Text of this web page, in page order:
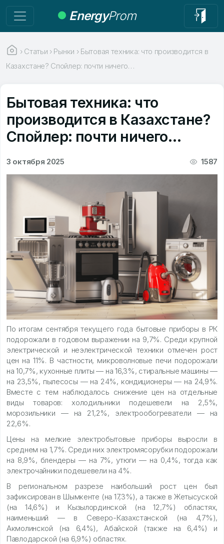
EnergyProm
› Статьи › Рынки › Бытовая техника: что производится в
Казахстане? Спойлер: почти ничего…
Бытовая техника: что
производится в Казахстане?
Спойлер: почти ничего…
3 октября 2025 1587
По итогам сентября текущего года бытовые приборы в РК
подорожали в годовом выражении на 9,7%. Среди крупной
электрической и неэлектрической техники отмечен рост
цен на 11%. В частности, микроволновые печи подорожали
на 10,7%, кухонные плиты — на 16,3%, стиральные машины —
на 23,5%, пылесосы — на 24%, кондиционеры — на 24,9%.
Вместе с тем наблюдалось снижение цен на отдельные
виды товаров: холодильники подешевели на 2,5%,
морозильники — на 21,2%, электрообогреватели — на
22,6%.
Цены на мелкие электробытовые приборы выросли в
среднем на 1,7%. Среди них электромясорубки подорожали
на 8,9%, блендеры — на 7%, утюги — на 0,4%, тогда как
электрочайники подешевели на 4%.
В региональном разрезе наибольший рост цен был
зафиксирован в Шымкенте (на 17,3%), а также в Жетысуской
(на 14,6%) и Кызылординской (на 12,7%) областях,
наименьший — в Северо-Казахстанской (на 4,7%),
Акмолинской (на 6,4%), Абайской (также на 6,4%) и
Павлодарской (на 6,9%) областях.